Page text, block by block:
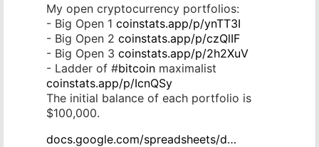
My open cryptocurrency portfolios:
- Big Open 1 coinstats.app/p/ynTT3I
- Big Open 2 coinstats.app/p/czQlIF
- Big Open 3 coinstats.app/p/2h2XuV
- Ladder of #bitcoin maximalist
coinstats.app/p/IcnQSy
The initial balance of each portfolio is
$100,000.
docs.google.com/spreadsheets/d…